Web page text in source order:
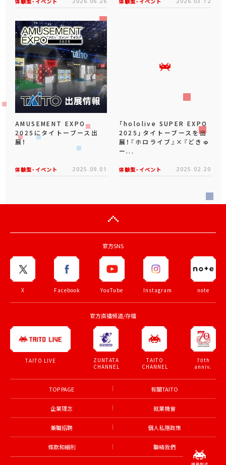
AMUSEMENT EXPO
2025にタイトーブース出
展！
体験型・イベント 2025.09.01
「hololive SUPER EXPO
2025」タイトーブースを出
展！『ホロライブ』×『どきゅ
ー...
体験型・イベント 2025.02.20
官方SNS
X Facebook YouTube Instagram note
官方直播頻道/存檔
TAITO LIVE
ZUNTATA
CHANNEL
TAITO
CHANNEL
70th
anniv.
TOP PAGE 有關TAITO
企業理念 就業機會
兼職招聘 個人私隱政策
條款和細則 聯絡我們